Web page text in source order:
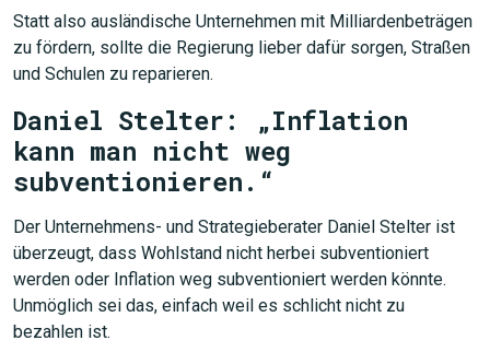
Statt also ausländische Unternehmen mit Milliardenbeträgen
zu fördern, sollte die Regierung lieber dafür sorgen, Straßen
und Schulen zu reparieren.
Daniel Stelter: „Inflation
kann man nicht weg
subventionieren.“
Der Unternehmens- und Strategieberater Daniel Stelter ist
überzeugt, dass Wohlstand nicht herbei subventioniert
werden oder Inflation weg subventioniert werden könnte.
Unmöglich sei das, einfach weil es schlicht nicht zu
bezahlen ist.
JETZT SUCHEN